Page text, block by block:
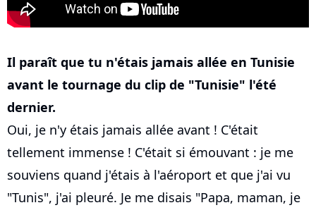
Il paraît que tu n'étais jamais allée en Tunisie
avant le tournage du clip de "Tunisie" l'été
dernier.
Oui, je n'y étais jamais allée avant ! C'était
tellement immense ! C'était si émouvant : je me
souviens quand j'étais à l'aéroport et que j'ai vu
"Tunis", j'ai pleuré. Je me disais "Papa, maman, je